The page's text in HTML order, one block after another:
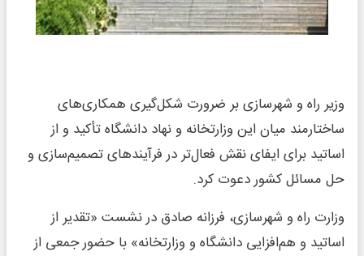
وزیر راه و شهرسازی بر ضرورت شکل‌گیری همکاری‌های
ساختارمند میان این وزارتخانه و نهاد دانشگاه تأکید و از
اساتید برای ایفای نقش فعال‌تر در فرآیندهای تصمیم‌سازی و
حل مسائل کشور دعوت کرد.
وزارت راه و شهرسازی، فرزانه صادق در نشست «تقدیر از
اساتید و هم‌افزایی دانشگاه و وزارتخانه» با حضور جمعی از